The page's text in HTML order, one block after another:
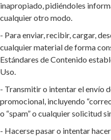
inapropiado, pidiéndoles
cualquier otro modo.
- Para enviar, recibir, cargar,
cualquier material de forma
Estándares de Contenido
Uso.
- Transmitir o intentar el envío
promocional, incluyendo
o “spam” o cualquier solicitud
- Hacerse pasar o intentar